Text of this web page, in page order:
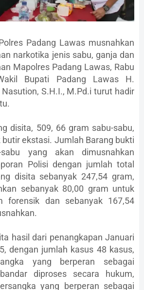
Padang Lawas musnahkan
narkotika jenis sabu, ganja dan
Mapolres Padang Lawas, Rabu
Bupati Padang Lawas H.
S.H.I., M.Pd.i turut hadir
disita, 509, 66 gram sabu-sabu,
butir ekstasi. Jumlah Barang bukti
sabu yang akan dimusnahkan
Polisi dengan jumlah total
disita sebanyak 247,54 gram,
sebanyak 80,00 gram untuk
forensik dan sebanyak 167,54
hasil dari penangkapan Januari
dengan jumlah kasus 48 kasus,
yang berperan sebagai
diproses secara hukum,
yang berperan sebagai